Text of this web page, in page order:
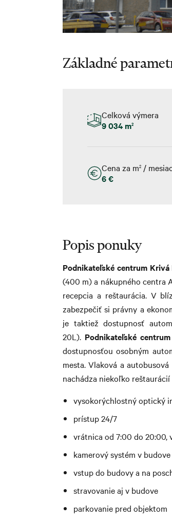
Základné
Celková výmera
9 034 m2
Cena za m2 /
6 €
Popis ponuky
Podnikateľské centrum Krivá
(400 m) a nákupného centra
recepcia a reštaurácia. V
zabezpečiť si právny a
je taktiež dostupnosť
20L). Podnikateľské
dostupnosťou osobným
mesta. Vlaková a
nachádza niekoľko
vysokorýchlostný optický
prístup 24/7
vrátnica od 7:00 do 20:00,
kamerový systém v
vstup do budovy a na
stravovanie aj v budove
parkovanie pred objektom